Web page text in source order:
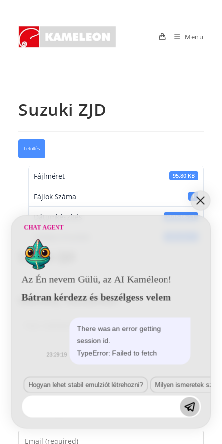
content
Menu
Suzuki ZJD
Letöltés
Fájlméret 95.80 KB
Fájlok Száma 1
Dátumkészítés 2016-06-21
Utoljára frissített
Suzuki ZJD
Vélemény, hozzászólás?
your
name
Enter
CHAT AGENT
Az Én nevem Gülü, az AI Kaméleon!
Bátran kérdezz és beszélgess velem
There was an error getting
session id.
TypeError: Failed to fetch
23:29:19
Hogyan lehet stabil emulziót létrehozni? Milyen ismeretek